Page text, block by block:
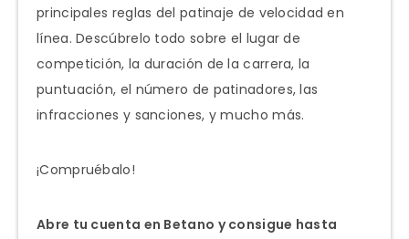
principales reglas del patinaje de velocidad en
línea. Descúbrelo todo sobre el lugar de
competición, la duración de la carrera, la
puntuación, el número de patinadores, las
infracciones y sanciones, y mucho más.
¡Compruébalo!
Abre tu cuenta en Betano y consigue hasta